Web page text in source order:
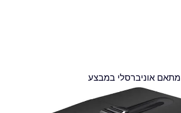
מתאם אוניברסלי במבצע